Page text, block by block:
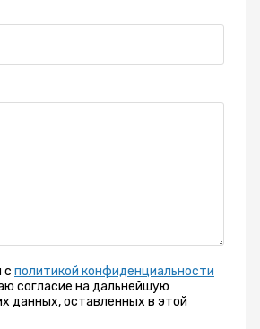
с политикой конфиденциальности
согласие на дальнейшую
данных, оставленных в этой